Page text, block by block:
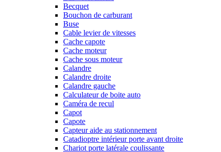
Becquet
Bouchon de carburant
Buse
Cable levier de vitesses
Cache capote
Cache moteur
Cache sous moteur
Calandre
Calandre droite
Calandre gauche
Calculateur de boite auto
Caméra de recul
Capot
Capote
Capteur aide au stationnement
Catadioptre intérieur porte avant droite
Chariot porte latérale coulissante